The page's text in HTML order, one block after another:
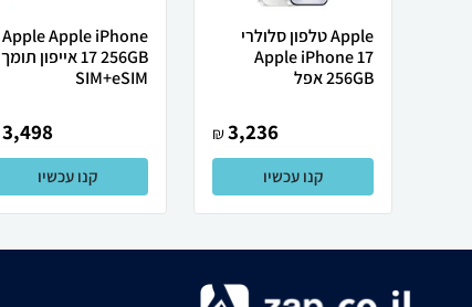
Apple טלפון סלולרי
Apple iPhone 17
256GB אפל
3,236
₪
קנו עכשיו
Apple Apple iPhone
17 256GB אייפון תומך
SIM+eSIM
3,498
קנו עכשיו